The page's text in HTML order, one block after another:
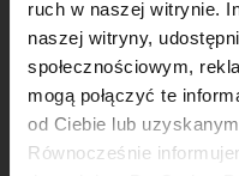
ruch w naszej witrynie.
naszej witryny,
społecznościowym,
mogą połączyć te
od Ciebie lub
Równocześnie
ORAZ POWSTAŁY
REKLAMOWEJ Z